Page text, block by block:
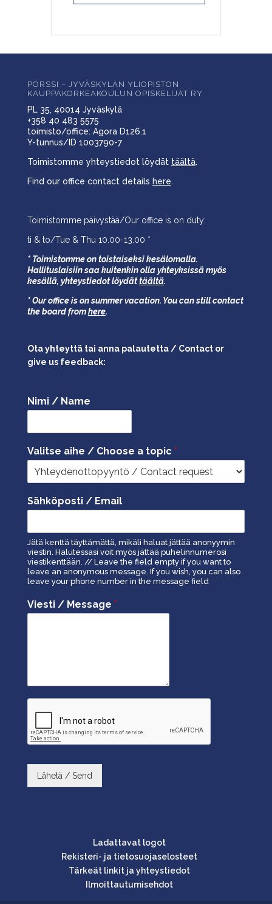
PÖRSSI – JYVÄSKYLÄN YLIOPISTON
KAUPPAKORKEAKOULUN OPISKELIJAT RY
PL 35, 40014 Jyväskylä
+358 40 483 5575
toimisto/office: Agora D126.1
Y-tunnus/ID 1003790-7
Toimistomme yhteystiedot löydät täältä.
Find our office contact details here.
Toimistomme päivystää/Our office is on duty:
ti & to/Tue & Thu 10.00-13.00 *
* Toimistomme on toistaiseksi kesälomalla.
Hallituslaisiin saa kuitenkin olla yhteyksissä myös
kesällä, yhteystiedot löydättäältä.
* Our office is on summer vacation. You can still contact
the board fromhere.
Ota yhteyttä tai anna palautetta / Contact or
give us feedback:
Nimi / Name
Valitse aihe / Choose a topic *
Sähköposti / Email
Jätä kenttä täyttämättä, mikäli haluat jättää anonyymin
viestin. Halutessasi voit myös jättää puhelinnumerosi
viestikenttään. // Leave the field empty if you want to
leave an anonymous message. If you wish, you can also
leave your phone number in the message field
Viesti / Message *
Lähetä / Send
Ladattavat logot
Rekisteri- ja tietosuojaselosteet
Tärkeät linkit ja yhteystiedot
Ilmoittautumisehdot